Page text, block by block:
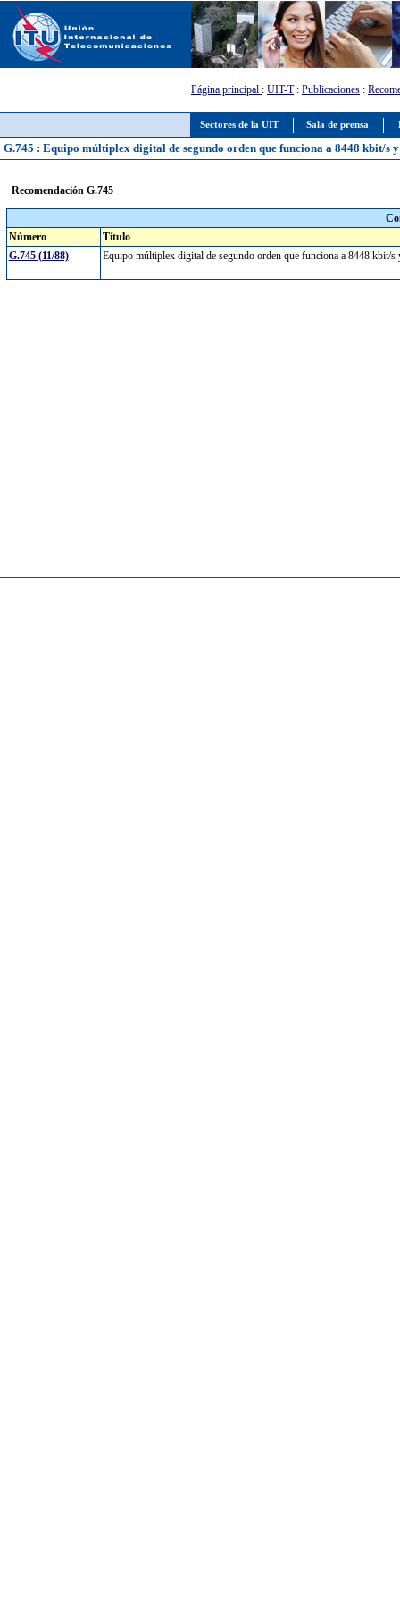
Sectores de la UIT Sala de prensa
Página principal : UIT-T: Publicaciones :
G.745 : Equipo múltiplex digital de segundo orden que funciona a 8448 kbit/
Recomendación G.745
Número
Título
G.745 (11/88)
Equipo múltiplex digital de segundo orden que funciona a 8448